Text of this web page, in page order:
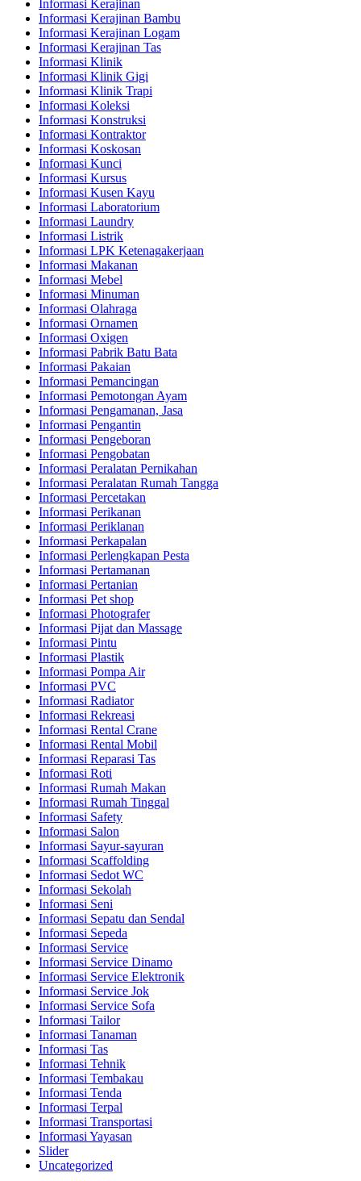
Informasi Kerajinan
Informasi Kerajinan Bambu
Informasi Kerajinan Logam
Informasi Kerajinan Tas
Informasi Klinik
Informasi Klinik Gigi
Informasi Klinik Trapi
Informasi Koleksi
Informasi Konstruksi
Informasi Kontraktor
Informasi Koskosan
Informasi Kunci
Informasi Kursus
Informasi Kusen Kayu
Informasi Laboratorium
Informasi Laundry
Informasi Listrik
Informasi LPK Ketenagakerjaan
Informasi Makanan
Informasi Mebel
Informasi Minuman
Informasi Olahraga
Informasi Ornamen
Informasi Oxigen
Informasi Pabrik Batu Bata
Informasi Pakaian
Informasi Pemancingan
Informasi Pemotongan Ayam
Informasi Pengamanan, Jasa
Informasi Pengantin
Informasi Pengeboran
Informasi Pengobatan
Informasi Peralatan Pernikahan
Informasi Peralatan Rumah Tangga
Informasi Percetakan
Informasi Perikanan
Informasi Periklanan
Informasi Perkapalan
Informasi Perlengkapan Pesta
Informasi Pertamanan
Informasi Pertanian
Informasi Pet shop
Informasi Photografer
Informasi Pijat dan Massage
Informasi Pintu
Informasi Plastik
Informasi Pompa Air
Informasi PVC
Informasi Radiator
Informasi Rekreasi
Informasi Rental Crane
Informasi Rental Mobil
Informasi Reparasi Tas
Informasi Roti
Informasi Rumah Makan
Informasi Rumah Tinggal
Informasi Safety
Informasi Salon
Informasi Sayur-sayuran
Informasi Scaffolding
Informasi Sedot WC
Informasi Sekolah
Informasi Seni
Informasi Sepatu dan Sendal
Informasi Sepeda
Informasi Service
Informasi Service Dinamo
Informasi Service Elektronik
Informasi Service Jok
Informasi Service Sofa
Informasi Tailor
Informasi Tanaman
Informasi Tas
Informasi Tehnik
Informasi Tembakau
Informasi Tenda
Informasi Terpal
Informasi Transportasi
Informasi Yayasan
Slider
Uncategorized